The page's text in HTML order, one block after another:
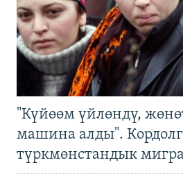
"Күйөөм үйлөндү,
машина алды".
түркмөнстандык